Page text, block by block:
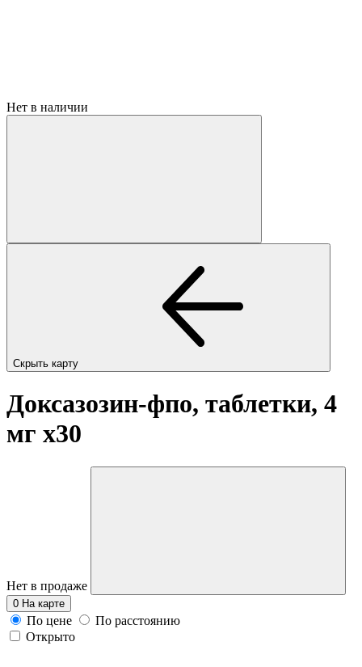
Нет в наличии
Скрыть карту
Доксазозин-фпо, таблетки, 4
мг x30
Нет в продаже
0 На карте
По цене
По расстоянию
Открыто